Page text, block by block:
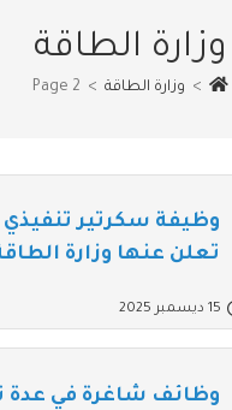
وزارة الطاقة
> وزارة الطاقة >
Page 2
وظيفة سكرتير تنفيذي
تعلن عنها وزارة
15 ديسمبر 2025
وظائف شاغرة في